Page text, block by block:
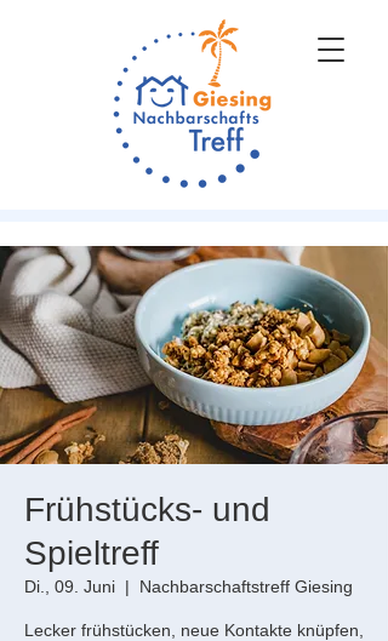
Frühstücks- und
Spieltreff
Di., 09. Juni
  |
Nachbarschaftstreff Giesing
Lecker frühstücken, neue Kontakte knüpfen,